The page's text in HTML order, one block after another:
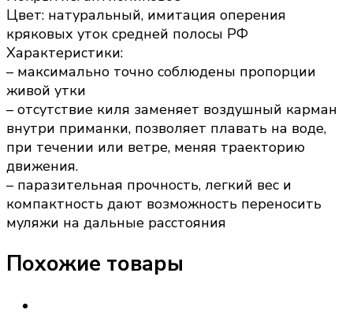
Цвет: натуральный, имитация оперения
кряковых уток средней полосы РФ
Характеристики:
– максимально точно соблюдены пропорции
живой утки
– отсутствие киля заменяет воздушный карман
внутри приманки, позволяет плавать на воде,
при течении или ветре, меняя траекторию
движения.
– паразительная прочность, легкий вес и
компактность дают возможность переносить
муляжи на дальные расстояния
Похожие товары